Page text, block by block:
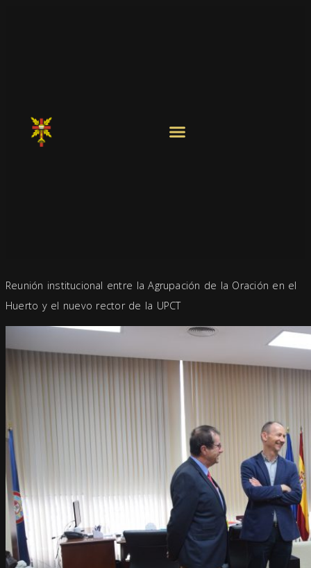
Reunión institucional entre la Agrupación de la Oración en el
Huerto y el nuevo rector de la UPCT